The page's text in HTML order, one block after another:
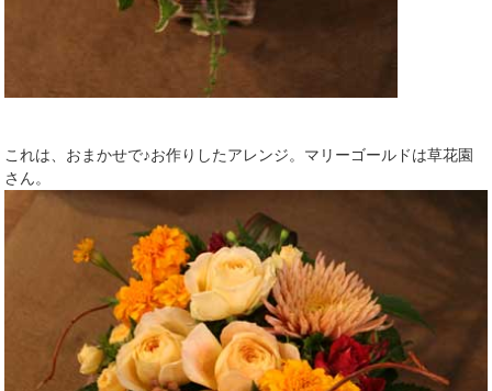
これは、おまかせで♪お作りしたアレンジ。マリーゴールドは草花園
さん。